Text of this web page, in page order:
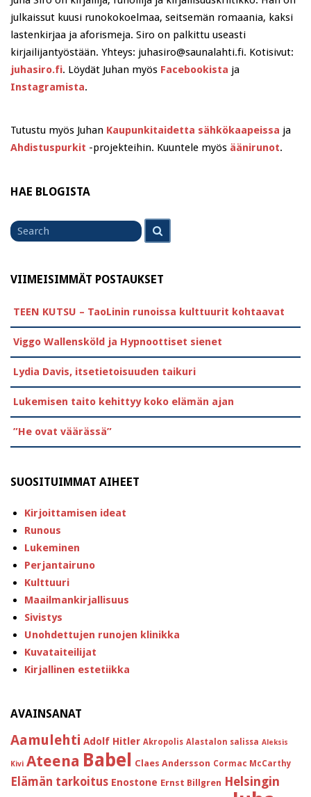
julkaissut kuusi runokokoelmaa, seitsemän romaania, kaksi
lastenkirjaa ja aforismeja. Siro on palkittu useasti
kirjailijantyöstään. Yhteys: juhasiro@saunalahti.fi. Kotisivut:
juhasiro.fi. Löydät Juhan myös Facebookista ja
Instagramista.
Tutustu myös Juhan Kaupunkitaidetta sähkökaapeissa ja
Ahdistuspurkit -projekteihin. Kuuntele myös äänirunot.
HAE BLOGISTA
for
VIIMEISIMMÄT POSTAUKSET
TEEN KUTSU – TaoLinin runoissa kulttuurit kohtaavat
Viggo Wallensköld ja Hypnoottiset sienet
Lydia Davis, itsetietoisuuden taikuri
Lukemisen taito kehittyy koko elämän ajan
”He ovat väärässä”
SUOSITUIMMAT AIHEET
Kirjoittamisen ideat
Runous
Lukeminen
Perjantairuno
Kulttuuri
Maailmankirjallisuus
Sivistys
Unohdettujen runojen klinikka
Kuvataiteilijat
Kirjallinen estetiikka
AVAINSANAT
Aamulehti Adolf Hitler Akropolis Alastalon salissa Aleksis
Kivi Ateena Babel Claes Andersson Cormac McCarthy
Elämän tarkoitus Enostone Ernst Billgren Helsingin